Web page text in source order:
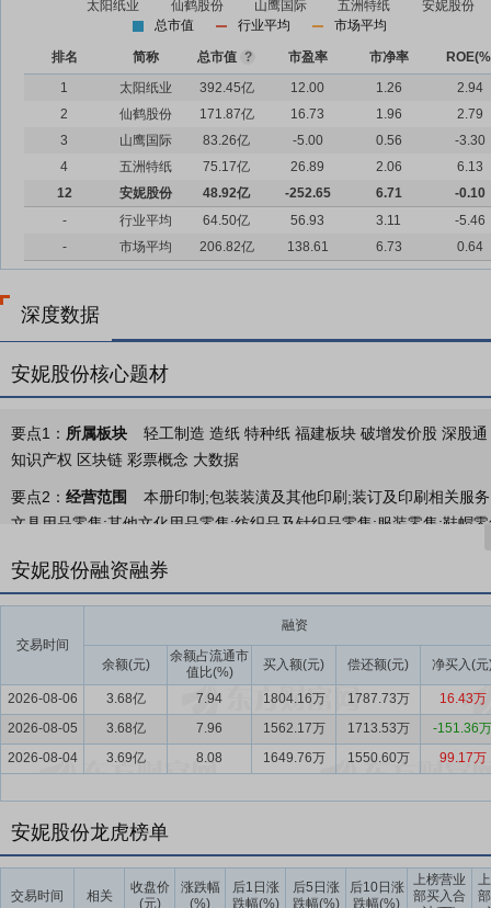
总市值 行业平均 市场平均
排名 简称 总市值 ? 市盈率 市净率
1
太阳纸业 392.45亿 12.00 1.26
2.94
2
仙鹤股份 171.87亿 16.73 1.96
2.79
3
山鹰国际 83.26亿 -5.00 0.56
-3.30
4
五洲特纸 75.17亿 26.89 2.06
6.13
12
安妮股份 48.92亿 -252.65 6.71
-0.10
-
行业平均 64.50亿 56.93 3.11
-5.46
-
市场平均 206.82亿 138.61 6.73 0.64
深度数据
安妮股份核心题材
要点1： 所属板块
轻工制造 造纸 特种纸 福建板块 破增发价股 深股
知识产权 区块链 彩票概念 大数据
要点2： 经营范围
本册印制;包装装潢及其他印刷;装订及印刷相关服
文具用品零售;其他文化用品零售;纺织品及针织品零售;服装零售;鞋帽
应用服务业;互联网接入及相关服务(不含网吧);其他互联网服务(不含
他文教办公用品制造。
要点3：防伪溯源系统综合解决方案业务、版权综合服务、商务信息用
业务。以客户需求为导向，为客户提供包含加载防伪溯源系统的商用
权、维权、信息服务、资产管理等全面的版权综合服务，即从版权内
务。
要点4：包装印刷行业
经过多年的快速发展，我国包装印刷工业总
同时，绿色化、数字化、智能化已成为行业发展主线，人工智能质检
加速整合，整体朝着高端化、规范化、高附加值方向持续升级。
要点5： 不干胶标签行业
当前，不干胶标签行业正呈现稳步向好、多
安妮股份融资融券
交易时间
融资
余额(元)
余额占流通市
值比(%)
买入额(元) 偿还额(元) 净买入(元
2026-08-06 3.68亿 7.94 1804.16万 1787.73万
16.43万
2026-08-05
3.68亿 7.96 1562.17万 1713.53万
-151.36万
2026-08-04
3.69亿 8.08 1649.76万 1550.60万 99.17万
安妮股份龙虎榜单
交易时间 相关
收盘价
(元)
涨跌幅
(%)
后1日涨
跌幅(%)
后5日涨
跌幅(%)
后10日涨
跌幅(%)
上榜营业
部买入合